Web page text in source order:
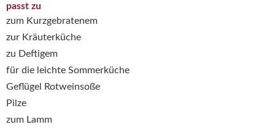
passt zu
zum Kurzgebratenem
zur Kräuterküche
zu Deftigem
für die leichte Sommerküche
Geflügel Rotweinsoße
Pilze
zum Lamm